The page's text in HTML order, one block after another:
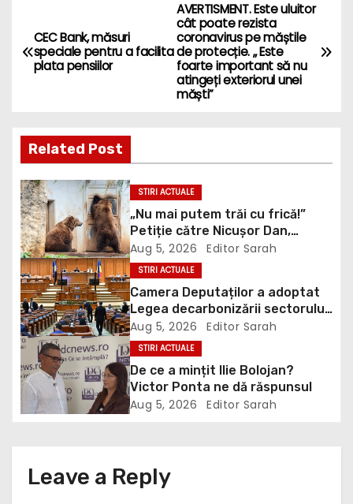
o
n
a
v
i
g
a
t
i
o
AVERTISMENT. Este uluitor
cât poate rezista
coronavirus pe măștile
de protecție. „ Este
foarte important să nu
atingeți exteriorul unei
măști”
CEC Bank, măsuri
speciale pentru a facilita
plata pensiilor
Related Post
STIRI ACTUALE
„Nu mai putem trăi cu frică!”
Petiție către Nicușor Dan,
Bolojan și Buzoianu după
atacurile urșilor din Covasna
Aug 5, 2026 Editor Sarah
STIRI ACTUALE
Camera Deputaților a adoptat
Legea decarbonizării sectorului
energetic. Amendamentul PSD,
inclus în proiect
Aug 5, 2026 Editor Sarah
STIRI ACTUALE
De ce a mințit Ilie Bolojan?
Victor Ponta ne dă răspunsul
Aug 5, 2026 Editor Sarah
Leave a Reply